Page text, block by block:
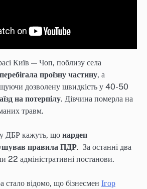
Київ — Чоп, поблизу села
проїзну частину, а
дозволену швидкість у 40-50
на потерпілу. Дівчина померла на
травм.
ДБР кажуть, що нардеп
правила ПДР. За останні два
22 адміністративні постанови.
стало відомо, що бізнесмен Ігор